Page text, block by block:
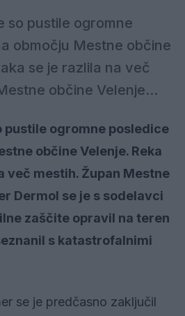
so pustile ogromne
območju Mestne občine
se je razlila na več
občine Velenje...
pustile ogromne posledice
občine Velenje. Reka
več mestih. Župan Mestne
Dermol se je s sodelavci
zaščite opravil na teren
s katastrofalnimi
se je predčasno zaključil